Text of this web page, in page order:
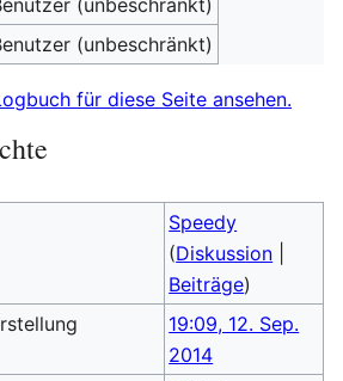
(unbeschränkt)
(unbeschränkt)
für diese Seite ansehen.
Speedy
(Diskussion
Beiträge)
19:09, 12. Sep.
2014